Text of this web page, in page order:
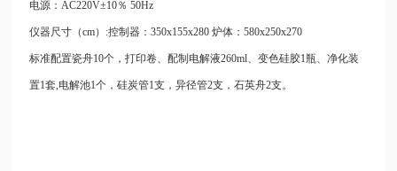
电源：AC220V±10％ 50Hz
仪器尺寸（cm）:控制器：350x155x280 炉体：580x250x270
标准配置瓷舟10个，打印卷、配制电解液260ml、变色硅胶1瓶、净化装
置1套,电解池1个，硅炭管1支，异径管2支，石英舟2支。